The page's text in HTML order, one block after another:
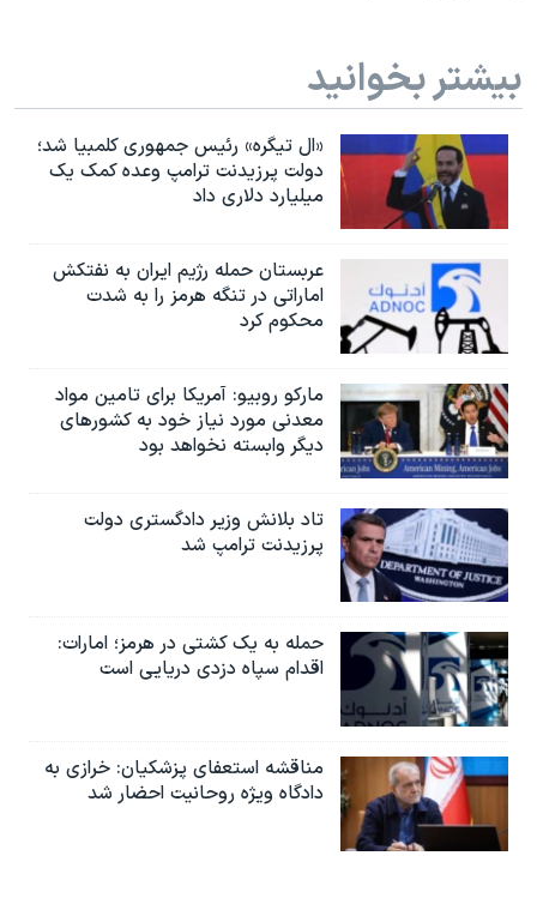
بیشتر بخوانید
«ال تیگره» رئیس جمهوری کلمبیا شد؛
دولت پرزیدنت ترامپ وعده کمک یک
میلیارد دلاری داد
عربستان حمله رژیم ایران به نفتکش
اماراتی در تنگه هرمز را به‌ شدت
محکوم کرد
مارکو روبیو: آمریکا برای تامین مواد
معدنی مورد نیاز خود به کشورهای
دیگر وابسته نخواهد بود
تاد بلانش وزیر دادگستری دولت
پرزیدنت ترامپ شد
حمله به یک کشتی در هرمز؛ امارات:
اقدام سپاه دزدی دریایی است
مناقشه استعفای پزشکیان: خرازی به
دادگاه ویژه روحانیت احضار شد